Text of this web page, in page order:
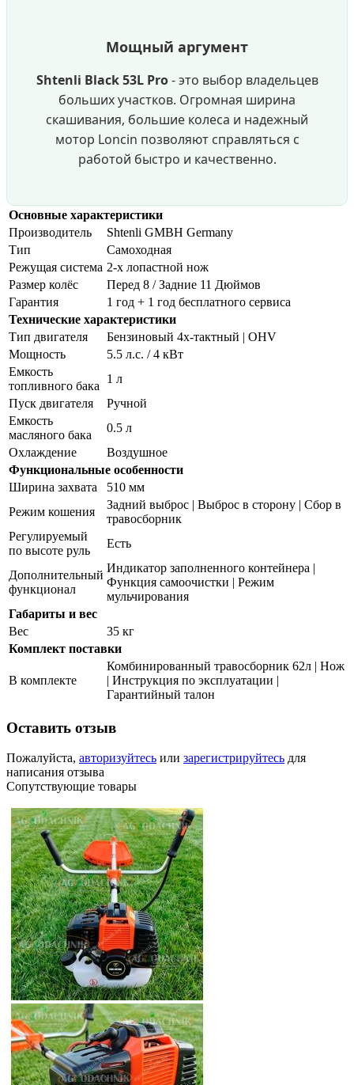
Мощный аргумент
Shtenli Black 53L Pro- это выбор владельцев
больших участков. Огромная ширина
скашивания, большие колеса и надежный
мотор Loncin позволяют справляться с
работой быстро и качественно.
Основные характеристики
Производитель
Shtenli GMBH Germany
Тип
Самоходная
Режущая система 2-х лопастной нож
Размер колёс
Перед 8 / Задние 11 Дюймов
Гарантия
1 год + 1 год бесплатного сервиса
Технические характеристики
Тип двигателя
Бензиновый 4х-тактный | OHV
Мощность
5.5 л.с. / 4 кВт
Емкость
топливного бака
1 л
Пуск двигателя
Ручной
Емкость
масляного бака
0.5 л
Охлаждение
Воздушное
Функциональные особенности
Ширина захвата
510 мм
Режим кошения
Задний выброс | Выброс в сторону | Сбор в
травосборник
Регулируемый
по высоте руль
Есть
Дополнительный
функционал
Индикатор заполненного контейнера |
Функция самоочистки | Режим
мульчирования
Габариты и вес
Вес
35 кг
Комплект поставки
В комплекте
Комбинированный травосборник 62л | Нож
| Инструкция по эксплуатации |
Гарантийный талон
Оставить отзыв
Пожалуйста, авторизуйтесь или зарегистрируйтесь для
написания отзыва
Сопутствующие товары